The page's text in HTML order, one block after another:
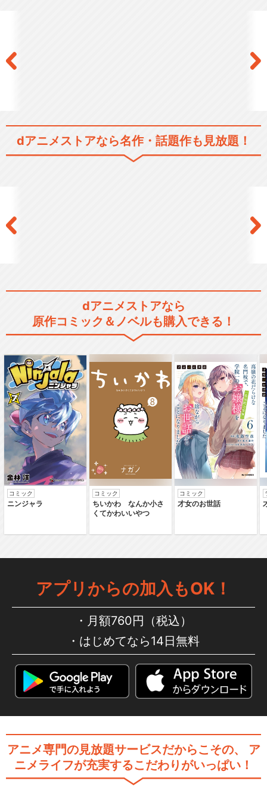
劇場版 巨人の星 大リーグ
ボール
決
劇場版 新 巨人の星
巨人の星【特別篇】猛虎 花
インド版「巨人の星」(スーラ
ジ ザ・ライジング…
閉じる
dアニメストアなら名作・話題作も見放題！
dアニメストアなら
原作コミック＆ノベルも購入できる！
コミック
ニンジャラ
コミック
ちいかわ なんか小さ
くてかわいいやつ
コミック
才女のお世話
アプリからの加入もOK！
月額760円（税込）
はじめてなら14日無料
アニメ専門の見放題サービスだからこその、
ア
ニメライフが充実するこだわりがいっぱい！